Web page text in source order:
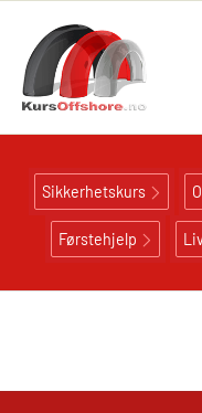
Sikkerhetskurs
Førstehjelp